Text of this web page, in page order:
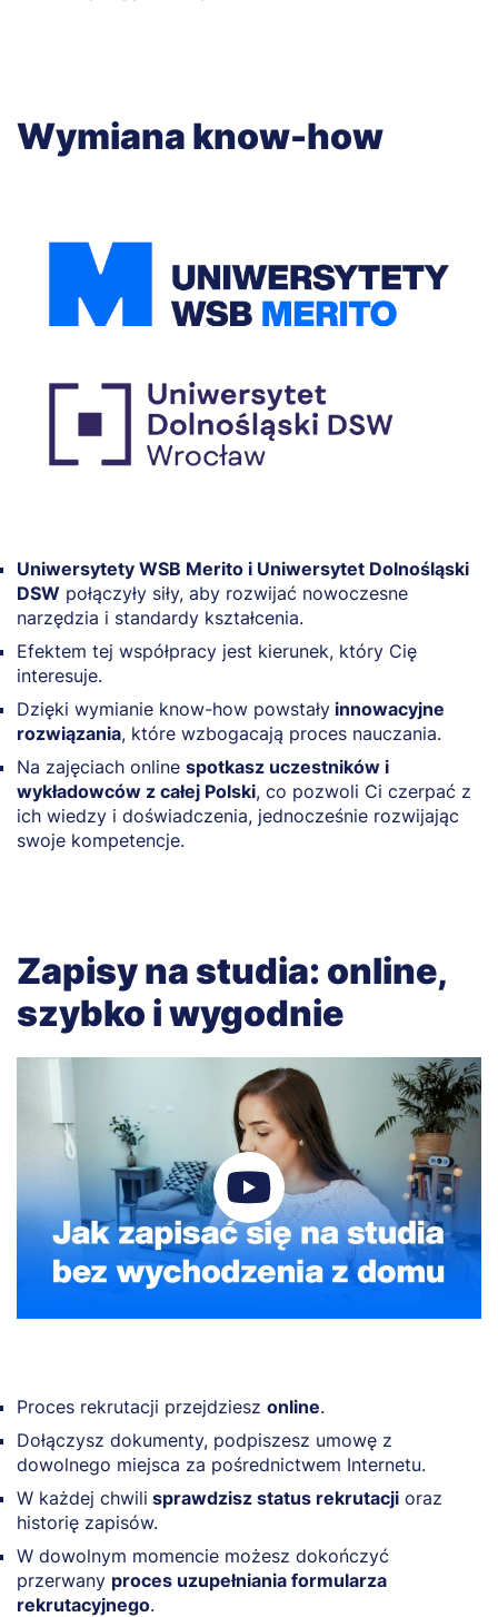
Wymiana know-how
Uniwersytety WSB Merito i Uniwersytet Dolnośląski
DSW połączyły siły, aby rozwijać nowoczesne
narzędzia i standardy kształcenia.
Efektem tej współpracy jest kierunek, który Cię
interesuje.
Dzięki wymianie know-how powstały innowacyjne
rozwiązania, które wzbogacają proces nauczania.
Na zajęciach online spotkasz uczestników i
wykładowców z całej Polski, co pozwoli Ci czerpać z
ich wiedzy i doświadczenia, jednocześnie rozwijając
swoje kompetencje.
Zapisy na studia: online,
szybko i wygodnie
Proces rekrutacji przejdziesz online.
Dołączysz dokumenty, podpiszesz umowę z
dowolnego miejsca za pośrednictwem Internetu.
W każdej chwili sprawdzisz status rekrutacji oraz
historię zapisów.
W dowolnym momencie możesz dokończyć
przerwany proces uzupełniania formularza
rekrutacyjnego.